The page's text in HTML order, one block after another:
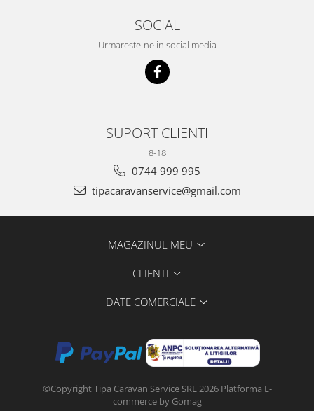
SOCIAL
Urmareste-ne in social media
SUPORT CLIENTI
8-18
0744 999 995
tipacaravanservice@gmail.com
MAGAZINUL MEU
CLIENTI
DATE COMERCIALE
©Copyright Tipa Caravan Service SRL 2026 Platforma E-
commerce by Gomag